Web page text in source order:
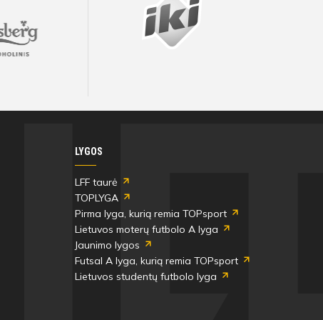
LYGOS
LFF taurė
TOPLYGA
Pirma lyga, kurią remia TOPsport
Lietuvos moterų futbolo A lyga
Jaunimo lygos
Futsal A lyga, kurią remia TOPsport
Lietuvos studentų futbolo lyga